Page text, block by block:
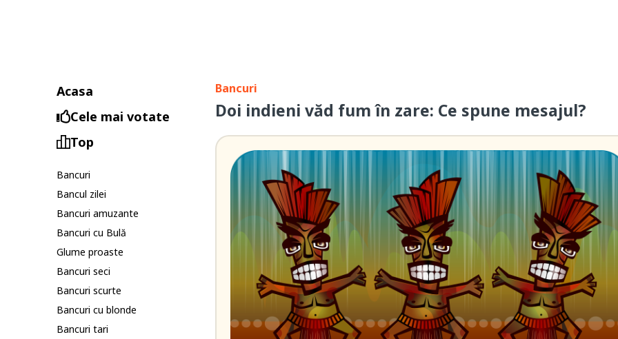
Acasa
Cele mai votate
Top
Bancuri
Bancul zilei
Bancuri amuzante
Bancuri cu Bulă
Glume proaste
Bancuri seci
Bancuri scurte
Bancuri cu blonde
Bancuri tari
Bancuri
Doi indieni văd fum în zare: Ce spune mesajul?